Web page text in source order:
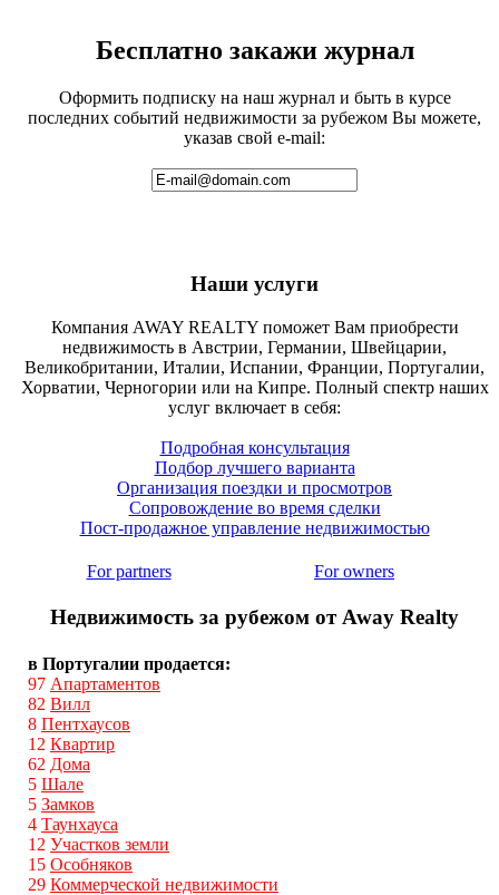
Бесплатно закажи журнал
Оформить подписку на наш журнал и быть в курсе
последних событий недвижимости за рубежом Вы можете,
указав свой e-mail:
Наши услуги
Компания AWAY REALTY поможет Вам приобрести
недвижимость в Австрии, Германии, Швейцарии,
Великобритании, Италии, Испании, Франции, Португалии,
Хорватии, Черногории или на Кипре. Полный спектр наших
услуг включает в себя:
Подробная консультация
Подбор лучшего варианта
Организация поездки и просмотров
Сопровождение во время сделки
Пост-продажное управление недвижимостью
For partners For owners
Недвижимость за рубежом от Away Realty
в Португалии продается:
97 Апартаментов
82 Вилл
8 Пентхаусов
12 Квартир
62 Дома
5 Шале
5 Замков
4 Таунхауса
12 Участков земли
15 Особняков
29 Коммерческой недвижимости